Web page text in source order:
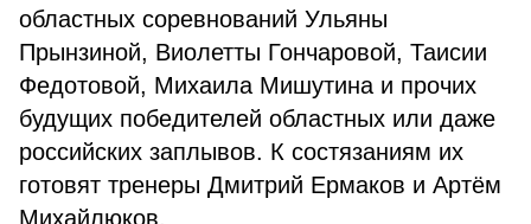
областных соревнований Ульяны
Прынзиной, Виолетты Гончаровой, Таисии
Федотовой, Михаила Мишутина и прочих
будущих победителей областных или даже
российских заплывов. К состязаниям их
готовят тренеры Дмитрий Ермаков и Артём
Михайлюков.